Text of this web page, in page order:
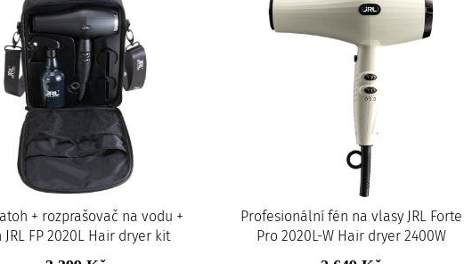
+ rozprašovač na vodu +
JRL FP 2020L Hair dryer kit
Profesionální fén na vlasy JRL Forte
Pro 2020L-W Hair dryer 2400W